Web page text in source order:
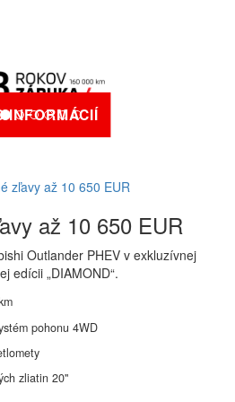
INFORMÁCIÍ
až 10 650 EUR
Outlander PHEV v exkluzívnej
edícii „DIAMOND“.
pohonu 4WD
zliatin 20"